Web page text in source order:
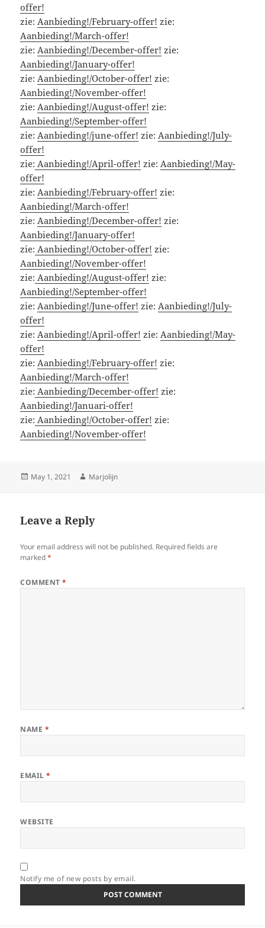
offer!
zie:Aanbieding!/February-offer! zie:
Aanbieding!/March-offer!
zie:Aanbieding!/December-offer! zie:
Aanbieding!/January-offer!
zie:Aanbieding!/October-offer! zie:
Aanbieding!/November-offer!
zie:Aanbieding!/August-offer! zie:
Aanbieding!/September-offer!
zie:Aanbieding!/june-offer! zie:Aanbieding!/July-
offer!
zie: Aanbieding!/April-offer! zie:Aanbieding!/May-
offer!
zie:Aanbieding!/February-offer! zie:
Aanbieding!/March-offer!
zie:Aanbieding!/December-offer! zie:
Aanbieding!/January-offer!
zie: Aanbieding!/October-offer! zie:
Aanbieding!/November-offer!
zie: Aanbieding!/August-offer! zie:
Aanbieding!/September-offer!
zie:Aanbieding!/June-offer! zie:Aanbieding!/July-
offer!
zie:Aanbieding!/April-offer! zie:Aanbieding!/May-
offer!
zie:Aanbieding!/February-offer! zie:
Aanbieding!/March-offer!
zie: Aanbieding/December-offer! zie:
Aanbieding!/Januari-offer!
zie: Aanbieding!/October-offer! zie:
Aanbieding!/November-offer!
Posted
May 1, 2021 Author
Marjolijn
Leave a Reply
Your email address will not be published. Required fields are
marked*
COMMENT*
NAME *
EMAIL*
WEBSITE
Notify me of new posts by email.